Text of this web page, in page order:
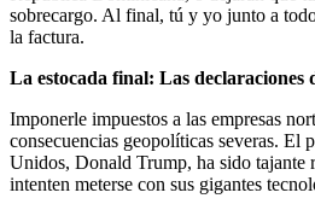
sobrecargo. Al final, tú y yo junto a
la factura.
La estocada final: Las declaraciones
Imponerle impuestos a las empresas
consecuencias geopolíticas severas. El
Unidos, Donald Trump, ha sido tajante
intenten meterse con sus gigantes